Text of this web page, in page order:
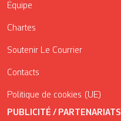
Équipe
Chartes
Soutenir Le Courrier
Contacts
Politique de cookies (UE)
PUBLICITÉ / PARTENARIATS